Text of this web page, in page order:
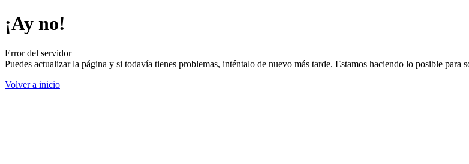
¡Ay no!
Error del servidor
Puedes actualizar la página y si todavía tienes problemas, inténtalo de nuevo más tarde. Estamos haciendo lo posible para
Volver a inicio